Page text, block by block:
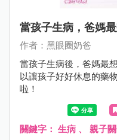
當孩子生病，爸媽
作者：黑眼圈奶爸
當孩子生病後，爸媽最
以讓孩子好好休息的藥
啦！
關鍵字： 生病 、 親子